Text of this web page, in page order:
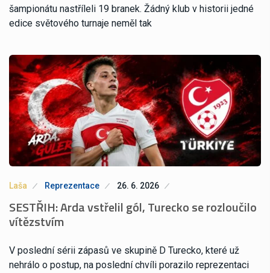
šampionátu nastříleli 19 branek. Žádný klub v historii jedné
edice světového turnaje neměl tak
Laša Reprezentace 26. 6. 2026
SESTŘIH: Arda vstřelil gól, Turecko se rozloučilo
vítězstvím
V poslední sérii zápasů ve skupině D Turecko, které už
nehrálo o postup, na poslední chvíli porazilo reprezentaci